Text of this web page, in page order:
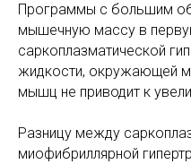
Программы с большим
мышечную массу в
саркоплазматической
жидкости, окружающей
мышц не приводит к
Разницу между
миофибриллярной